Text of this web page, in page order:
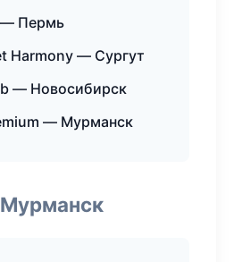
— Пермь
Harmony — Сургут
— Новосибирск
— Мурманск